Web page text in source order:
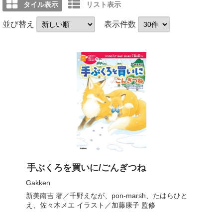
タイル表示 リスト表示
並び替え 表示件数
手ぶくろを買いに/ごんぎつね
Gakken
新美南吉著／千野えなが、 pon-marsh
たはらひと
え
佐々木メエ イラスト／加藤康子監修